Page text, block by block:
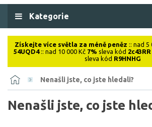
Kategorie
Získejte více světla za méně peněz :: nad 5
54UQD4:: nad 10 000 Kč 7% sleva kód 2c43RR
sleva kód R9HNHG
Nenašli jste, co jste hledali?
Nenašli jste, co jste